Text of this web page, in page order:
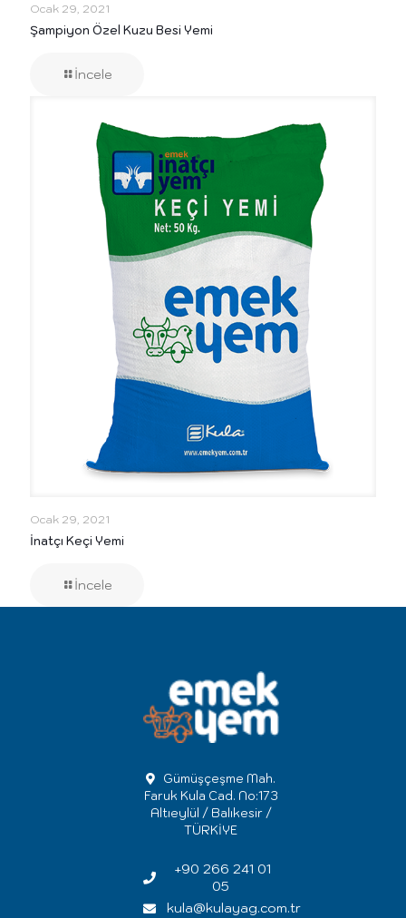
Ocak 29, 2021
Şampiyon Özel Kuzu Besi Yemi
İncele
Ocak 29, 2021
İnatçı Keçi Yemi
İncele
Gümüşçeşme Mah.
Faruk Kula Cad. No:173
Altıeylül / Balıkesir /
TÜRKİYE
+90 266 241 01
05
kula@kulayag.com.tr